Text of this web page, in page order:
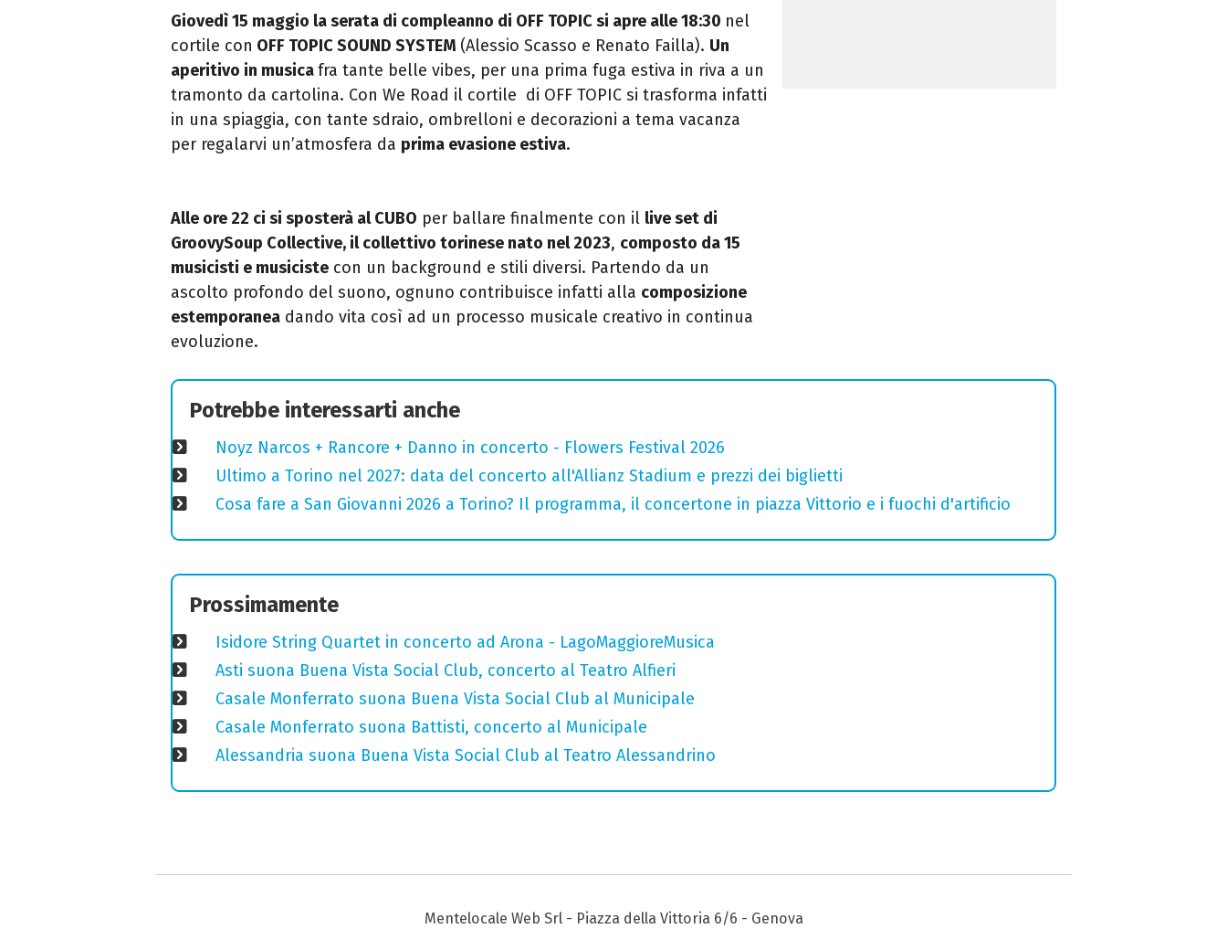
Giovedì 15 maggio la serata di compleanno di OFF TOPIC si apre alle 18:30 nel
cortile con OFF TOPIC SOUND SYSTEM (Alessio Scasso e Renato Failla). Un
aperitivo in musicafra tante belle vibes, per una prima fuga estiva in riva a un
tramonto da cartolina. Con We Road il cortile di OFF TOPIC si trasforma infatti
in una spiaggia, con tante sdraio, ombrelloni e decorazioni a tema vacanza
per regalarvi un’atmosfera da prima evasione estiva.
Alle ore 22 ci si sposterà al CUBO per ballare finalmente con il live set di
GroovySoup Collective, il collettivo torinese nato nel 2023, composto da 15
musicisti e musiciste con un background e stili diversi. Partendo da un
ascolto profondo del suono, ognuno contribuisce infatti alla composizione
estemporanea dando vita così ad un processo musicale creativo in continua
evoluzione.
Potrebbe interessarti anche
Noyz Narcos + Rancore + Danno in concerto - Flowers Festival 2026
Ultimo a Torino nel 2027: data del concerto all'Allianz Stadium e prezzi dei biglietti
Cosa fare a San Giovanni 2026 a Torino? Il programma, il concertone in piazza Vittorio e i fuochi d'artificio
Prossimamente
Isidore String Quartet in concerto ad Arona - LagoMaggioreMusica
Asti suona Buena Vista Social Club, concerto al Teatro Alfieri
Casale Monferrato suona Buena Vista Social Club al Municipale
Casale Monferrato suona Battisti, concerto al Municipale
Alessandria suona Buena Vista Social Club al Teatro Alessandrino
Mentelocale Web Srl - Piazza della Vittoria 6/6 - Genova